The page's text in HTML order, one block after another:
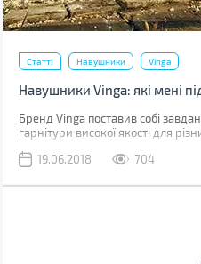
Статті Навушники Vinga
Навушники Vinga: які мені
Бренд Vinga поставив собі
гарнітури високої якості для
призначенням. Як же
19.06.2018 704